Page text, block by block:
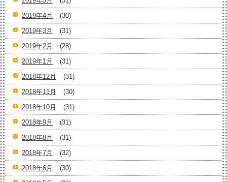
2019年4月
(30)
2019年3月
(31)
2019年2月
(28)
2019年1月
(31)
2018年12月
(31)
2018年11月
(30)
2018年10月
(31)
2018年9月
(31)
2018年8月
(31)
2018年7月
(32)
2018年6月
(30)